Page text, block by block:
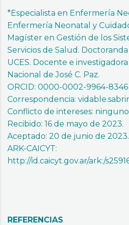
*Especialista en Enfermería
Enfermería Neonatal y
Magíster en Gestión de los
Servicios de Salud.
UCES. Docente e
Nacional de José C. Paz.
ORCID: 0000-0002-9964-8346
Correspondencia:
Conflicto de intereses:
Recibido: 16 de mayo de 2023.
Aceptado: 20 de junio de 2023.
ARK-CAICYT:
http://id.caicyt.gov.ar/ark:/
REFERENCIAS